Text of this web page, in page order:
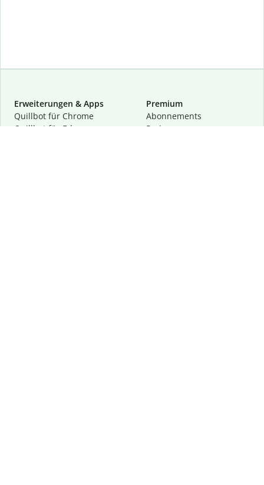
Erweiterungen & Apps
Quillbot für Chrome
Quillbot für Edge
Premium
Abon­ne­ments
Preise